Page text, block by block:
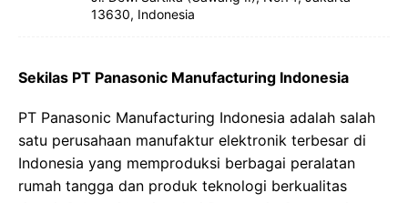
13630, Indonesia
Sekilas PT Panasonic Manufacturing Indonesia
PT Panasonic Manufacturing Indonesia adalah salah
satu perusahaan manufaktur elektronik terbesar di
Indonesia yang memproduksi berbagai peralatan
rumah tangga dan produk teknologi berkualitas